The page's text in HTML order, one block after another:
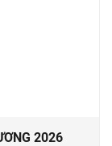
2026